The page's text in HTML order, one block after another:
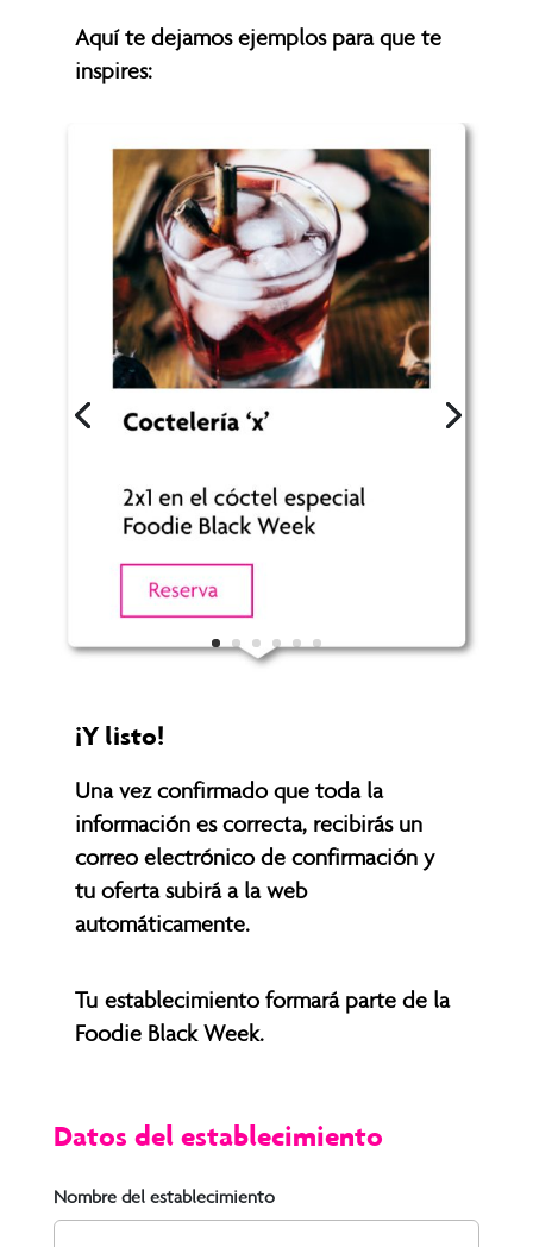
Aquí te dejamos ejemplos para que te
inspires:
¡Y listo!
Una vez confirmado que toda la
información es correcta, recibirás un
correo electrónico de confirmación y
tu oferta subirá a la web
automáticamente.
Tu establecimiento formará parte de la
Foodie Black Week.
Datos del establecimiento
Nombre del establecimiento